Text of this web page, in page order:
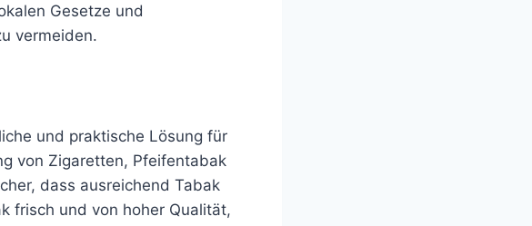
Gesetze und
vermeiden.
und praktische Lösung für
von Zigaretten, Pfeifentabak
dass ausreichend Tabak
frisch und von hoher Qualität,